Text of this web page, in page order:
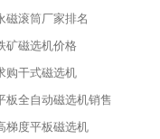
磁滚筒厂家排名
矿磁选机价格
购干式磁选机
板全自动磁选机销售
梯度平板磁选机